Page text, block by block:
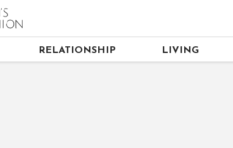
RELATIONSHIP LIVING